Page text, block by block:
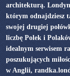
architekturą.
którym odnajdziesz
swojej drugiej
liczbę Polek i
idealnym serwisem
poszukujących
w Anglii,